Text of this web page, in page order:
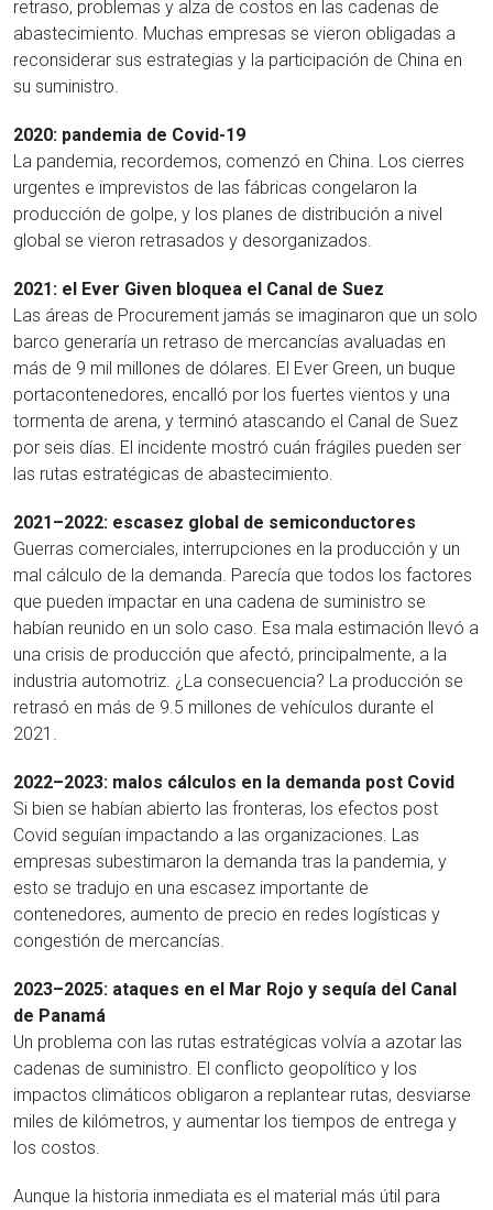
retraso, problemas y alza de costos en las cadenas de
abastecimiento. Muchas empresas se vieron obligadas a
reconsiderar sus estrategias y la participación de China en
su suministro.
2020: pandemia de Covid-19
La pandemia, recordemos, comenzó en China. Los cierres
urgentes e imprevistos de las fábricas congelaron la
producción de golpe, y los planes de distribución a nivel
global se vieron retrasados y desorganizados.
2021: el Ever Given bloquea el Canal de Suez
Las áreas de Procurement jamás se imaginaron que un solo
barco generaría un retraso de mercancías avaluadas en
más de 9 mil millones de dólares. El Ever Green, un buque
portacontenedores, encalló por los fuertes vientos y una
tormenta de arena, y terminó atascando el Canal de Suez
por seis días. El incidente mostró cuán frágiles pueden ser
las rutas estratégicas de abastecimiento.
2021–2022: escasez global de semiconductores
Guerras comerciales, interrupciones en la producción y un
mal cálculo de la demanda. Parecía que todos los factores
que pueden impactar en una cadena de suministro se
habían reunido en un solo caso. Esa mala estimación llevó a
una crisis de producción que afectó, principalmente, a la
industria automotriz. ¿La consecuencia? La producción se
retrasó en más de 9.5 millones de vehículos durante el
2021.
2022–2023: malos cálculos en la demanda post Covid
Si bien se habían abierto las fronteras, los efectos post
Covid seguían impactando a las organizaciones. Las
empresas subestimaron la demanda tras la pandemia, y
esto se tradujo en una escasez importante de
contenedores, aumento de precio en redes logísticas y
congestión de mercancías.
2023–2025: ataques en el Mar Rojo y sequía del Canal
de Panamá
Un problema con las rutas estratégicas volvía a azotar las
cadenas de suministro. El conflicto geopolítico y los
impactos climáticos obligaron a replantear rutas, desviarse
miles de kilómetros, y aumentar los tiempos de entrega y
los costos.
Aunque la historia inmediata es el material más útil para